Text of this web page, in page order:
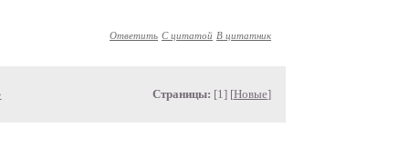
Ответить С цитатой В цитатник
Страницы: [1] [Новые]